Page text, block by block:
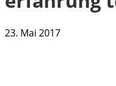
23. Mai 2017